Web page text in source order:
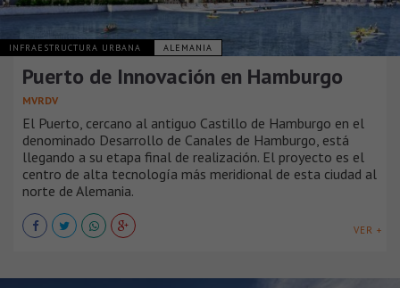
INFRAESTRUCTURA URBANA ALEMANIA
Puerto de Innovación en Hamburgo
MVRDV
El Puerto, cercano al antiguo Castillo de Hamburgo en el
denominado Desarrollo de Canales de Hamburgo, está
llegando a su etapa final de realización. El proyecto es el
centro de alta tecnología más meridional de esta ciudad al
norte de Alemania.
VER +